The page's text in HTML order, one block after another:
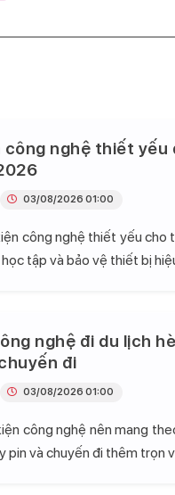
công nghệ thiết yếu
công nghệ thiết yếu cho
tập và bảo vệ thiết bị
03/08/2026 01:00
nghệ đi du lịch
đi
công nghệ nên mang
pin và chuyến đi thêm trọn
03/08/2026 01:00